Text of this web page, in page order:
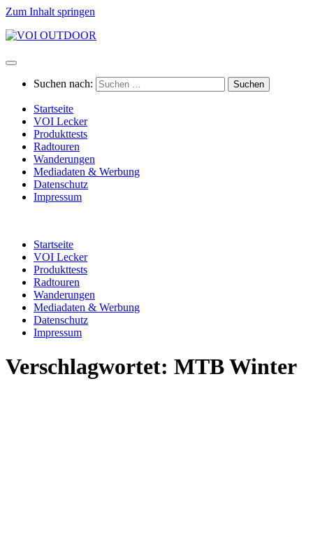
Zum Inhalt springen
Suchen nach:
Startseite
VOI Lecker
Produkttests
Radtouren
Wanderungen
Mediadaten & Werbung
Datenschutz
Impressum
Startseite
VOI Lecker
Produkttests
Radtouren
Wanderungen
Mediadaten & Werbung
Datenschutz
Impressum
Verschlagwortet: MTB Winter